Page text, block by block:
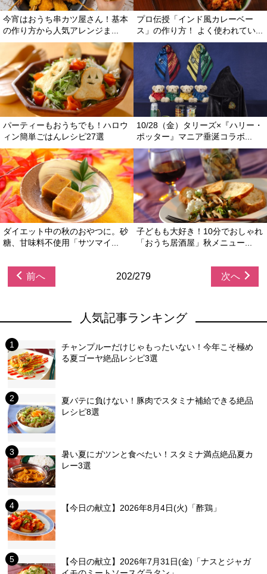
今宵はおうち串カツ屋さん！基本
の作り方から人気アレンジま...
プロ伝授「インド風カレーベー
ス」の作り方！ よく使われてい...
パーティーもおうちでも！ハロウ
ィン簡単ごはんレシピ27選
10/28（金）タリーズ×『ハリー・
ポッター』マニア垂涎コラボ...
ダイエット中の秋のおやつに。砂
糖、甘味料不使用「サツマイ...
子どもも大好き！10分でおしゃれ
「おうち居酒屋」秋メニュー...
前へ 202/279 次へ
人気記事ランキング
チャンプルーだけじゃもったいない！今年こそ極め
る夏ゴーヤ絶品レシピ3選
夏バテに負けない！豚肉でスタミナ補給できる絶品
レシピ8選
暑い夏にガツンと食べたい！スタミナ満点絶品夏カ
レー3選
【今日の献立】2026年8月4日(火)「酢鶏」
【今日の献立】2026年7月31日(金)「ナスとジャガ